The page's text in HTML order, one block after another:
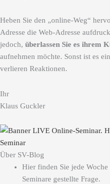
Heben Sie den „online-Weg“
Adresse die Web-Adresse
jedoch, überlassen Sie es ihrem
aufnehmen möchte. Sonst ist es
verlieren Reaktionen.
Ihr
Klaus Guckler
Über SV-Blog
Hier finden Sie jede
Seminare gestellte Frage.